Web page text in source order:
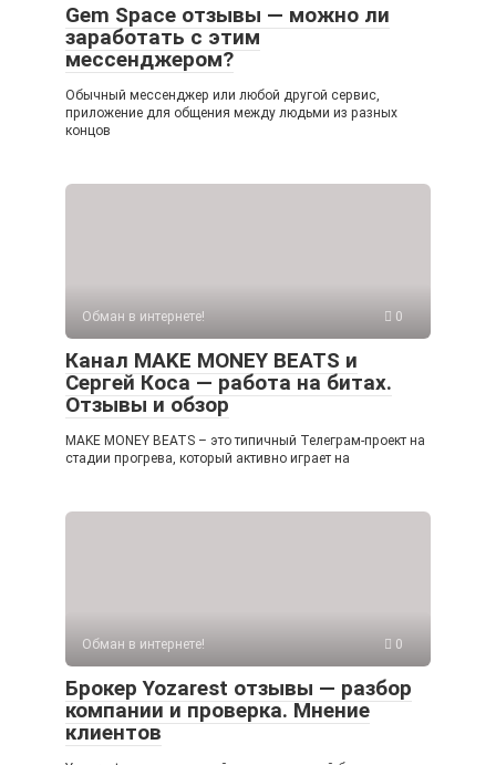
Gem Space отзывы — можно ли
заработать с этим
мессенджером?
Обычный мессенджер или любой другой сервис,
приложение для общения между людьми из разных
концов
Обман в интернете! 0
Канал MAKE MONEY BEATS и
Сергей Коса — работа на битах.
Отзывы и обзор
MAKE MONEY BEATS – это типичный Телеграм-проект на
стадии прогрева, который активно играет на
Обман в интернете! 0
Брокер Yozarest отзывы — разбор
компании и проверка. Мнение
клиентов